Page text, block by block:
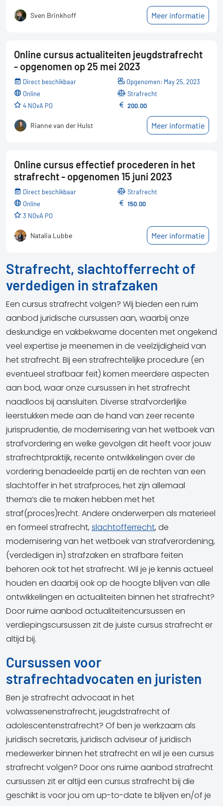
Strafrecht, slachtofferrecht of
verdedigen in strafzaken
Een cursus strafrecht volgen? Wij bieden een ruim
aanbod juridische cursussen aan, waarbij onze
deskundige en vakbekwame docenten met ongekend
veel expertise je meenemen in de veelzijdigheid van
het strafrecht. Bij een strafrechtelijke procedure (en
eventueel strafbaar feit) komen meerdere aspecten
aan bod, waar onze cursussen in het strafrecht
naadloos bij aansluiten. Diverse strafvorderlijke
leerstukken mede aan de hand van zeer recente
jurisprudentie, de modernisering van het wetboek van
strafvordering en welke gevolgen dit heeft voor jouw
strafrechtpraktijk, recente ontwikkelingen over de
vordering benadeelde partij en de rechten van een
slachtoffer in het strafproces, het zijn allemaal
thema’s die te maken hebben met het
straf(proces)recht. Andere onderwerpen als materieel
en formeel strafrecht, slachtofferrecht, de
modernisering van het wetboek van strafverordening,
(verdedigen in) strafzaken en strafbare feiten
behoren ook tot het strafrecht. Wil je je kennis actueel
houden en daarbij ook op de hoogte blijven van alle
ontwikkelingen en actualiteiten binnen het strafrecht?
Door ruime aanbod actualiteitencursussen en
verdiepingscursussen zit de juiste cursus strafrecht er
altijd bij.
Cursussen voor
strafrechtadvocaten en juristen
Ben je strafrecht advocaat in het
volwassenenstrafrecht, jeugdstrafrecht of
adolescentenstrafrecht? Of ben je werkzaam als
juridisch secretaris, juridisch adviseur of juridisch
medewerker binnen het strafrecht en wil je een cursus
strafrecht volgen? Door ons ruime aanbod strafrecht
cursussen zit er altijd een cursus strafrecht bij die
geschikt is voor jou om up-to-date te blijven en/of je
Sven Brinkhoff Meer informatie
Online cursus actualiteiten jeugdstrafrecht
- opgenomen op 25 mei 2023
Direct beschikbaar
online
4 NOvA PO
Opgenomen: May 25, 2023
Strafrecht
200.00
Rianne van der Hulst Meer informatie
Online cursus effectief procederen in het
strafrecht - opgenomen 15 juni 2023
Direct beschikbaar
online
3 NOvA PO
Strafrecht
150.00
Natalia Lubbe Meer informatie